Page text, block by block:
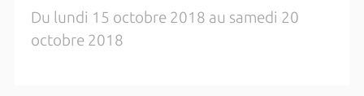
Du lundi 15 octobre 2018 au samedi 20
octobre 2018